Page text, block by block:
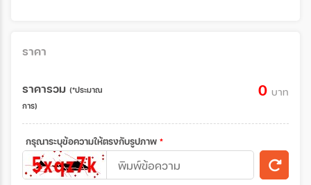
ราคา
ราคารวม (*ประมาณ
การ)
0 บาท
กรุณาระบุข้อความให้ตรงกับรูปภาพ *